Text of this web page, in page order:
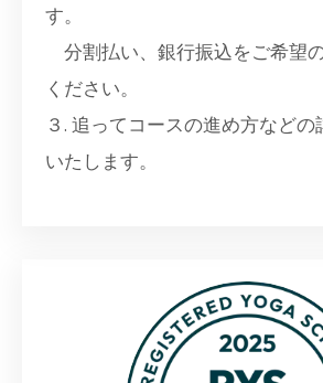
す。
分割払い、銀行振込をご希望
ください。
３. 追ってコースの進め方など
いたします。